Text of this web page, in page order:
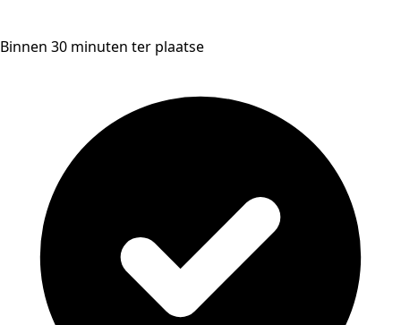
Binnen 30 minuten ter plaatse